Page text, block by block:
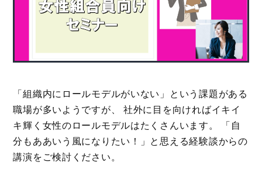
「組織内にロールモデルがいない」という課題がある
職場が多いようですが、 社外に目を向ければイキイ
キ輝く女性のロールモデルはたくさんいます。 「自
分もああいう風になりたい！」と思える経験談からの
講演をご検討ください。